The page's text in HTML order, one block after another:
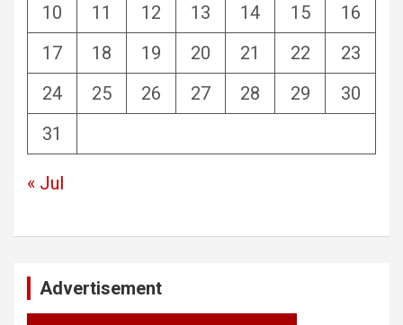
10
11 12 13 14 15
16
17
18 19 20 21 22
23
24
25 26 27 28 29
30
31
« Jul
Advertisement